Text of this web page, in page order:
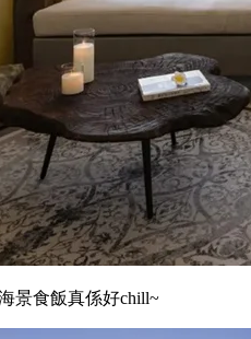
景食飯真係好chill~